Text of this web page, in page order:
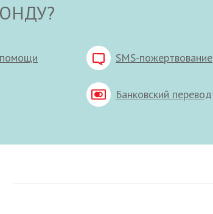
SMS-пожертвование
Банковский перевод